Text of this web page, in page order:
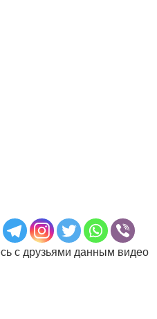
с друзьями данным видео